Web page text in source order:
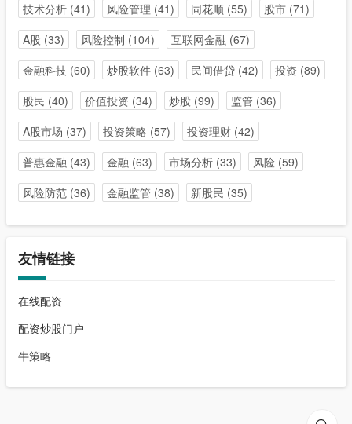
技术分析(41) 风险管理 (41) 同花顺(55) 股市(71)
A股 (33) 风险控制 (104) 互联网金融 (67)
金融科技(60) 炒股软件(63) 民间借贷(42) 投资 (89)
股民 (40) 价值投资 (34) 炒股 (99) 监管 (36)
A股市场 (37) 投资策略 (57) 投资理财(42)
普惠金融 (43) 金融 (63) 市场分析(33) 风险(59)
风险防范(36) 金融监管 (38) 新股民 (35)
友情链接
在线配资
配资炒股门户
牛策略